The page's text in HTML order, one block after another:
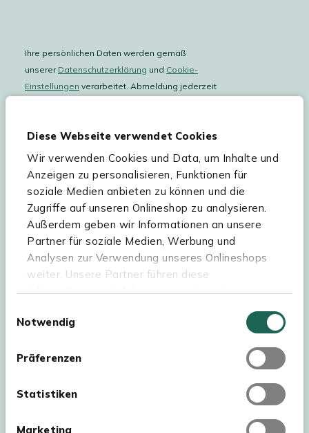
Diese Webseite verwendet Cookies
Wir verwenden Cookies und Data, um Inhalte und
Anzeigen zu personalisieren, Funktionen für
soziale Medien anbieten zu können und die
Zugriffe auf unseren Onlineshop zu analysieren.
Außerdem geben wir Informationen an unsere
Partner für soziale Medien, Werbung und
Analysen zur Verwendung unseres Onlineshops
weiter. Unsere Partner führen diese
Informationen möglicherweise mit weiteren
haben oder die sie im Rahmen Ihrer Nutzung der
Webseite müssen Sie die Cookies akzeptieren.
Notwendig
Präferenzen
Statistiken
Marketing
Ihre persönlichen Daten werden gemäß
unserer Datenschutzerklärung und Cookie-
Einstellungen verarbeitet. Abmeldung jederzeit
Hilfe & Service
Sortiment
Kees Smit Gartenmöbel
Experience Stores XXL